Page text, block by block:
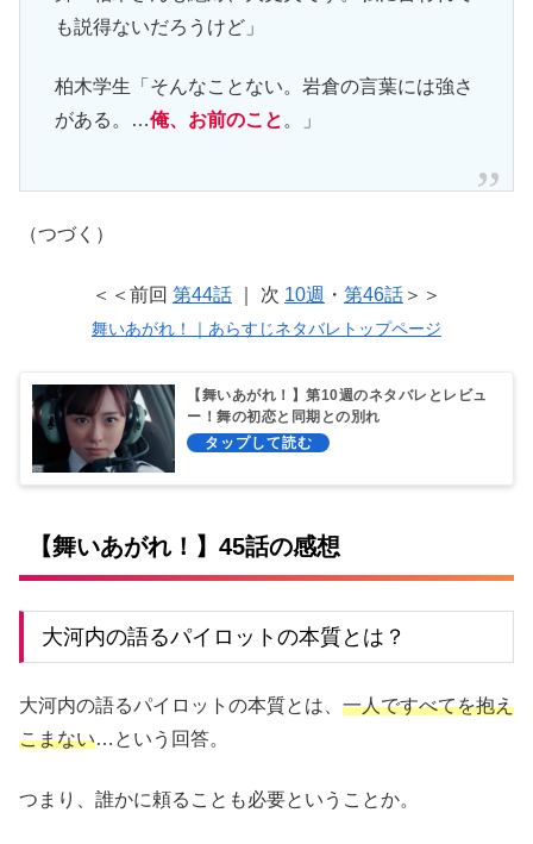
も説得ないだろうけど」
柏木学生「そんなことない。岩倉の言葉には強さ
がある。…俺、お前のこと 。」
（つづく）
＜＜前回 第44話 ｜ 次 10週 ・ 第46話 ＞＞
舞いあがれ！｜あらすじネタバレトップページ
【舞いあがれ！】第10週のネタバレとレビュ
ー！舞の初恋と同期との別れ
【舞いあがれ！】45話の感想
大河内の語るパイロットの本質とは？
大河内の語るパイロットの本質とは、 一人ですべてを抱え
こまない…という回答。
つまり、誰かに頼ることも必要ということか。